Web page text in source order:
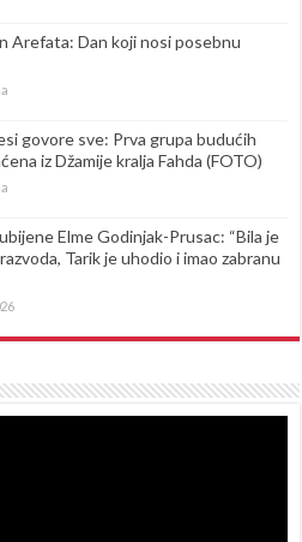
Arefata: Dan koji nosi posebnu
govore sve: Prva grupa budućih
iz Džamije kralja Fahda (FOTO)
Elme Godinjak-Prusac: “Bila je
Tarik je uhodio i imao zabranu